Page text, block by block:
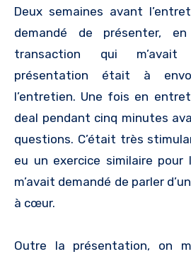
Deux semaines avant
demandé de présenter,
transaction qui m’avait
présentation était à
l’entretien. Une fois en
deal pendant cinq minutes
questions. C’était très
eu un exercice similaire pour
m’avait demandé de parler
à cœur.
Outre la présentation, on